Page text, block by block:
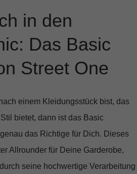
in den
Das Basic
Street One
einem Kleidungsstück bist, das
bietet, dann ist das Basic
genau das Richtige für Dich. Dieses
Allrounder für Deine Garderobe,
seine hochwertige Verarbeitung